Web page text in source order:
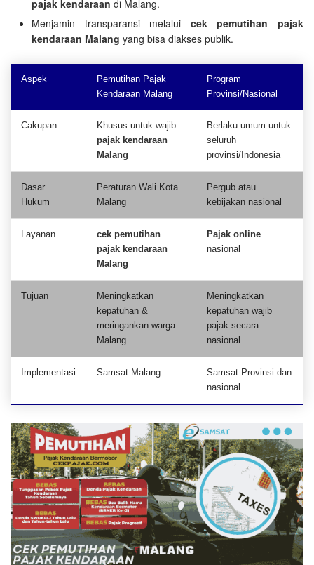
pajak kendaraan di Malang.
Menjamin transparansi melalui cek pemutihan pajak
kendaraan Malang yang bisa diakses publik.
Aspek
Pemutihan Pajak
Kendaraan Malang
Program
Provinsi/Nasional
Cakupan
Khusus untuk wajib
pajak kendaraan
Malang
Berlaku umum untuk
seluruh
provinsi/Indonesia
Dasar
Hukum
Peraturan Wali Kota
Malang
Pergub atau
kebijakan nasional
Layanan
cek pemutihan
pajak kendaraan
Malang
Pajak online
nasional
Tujuan
Meningkatkan
kepatuhan &
meringankan warga
Malang
Meningkatkan
kepatuhan wajib
pajak secara
nasional
Implementasi Samsat Malang
Samsat Provinsi dan
nasional